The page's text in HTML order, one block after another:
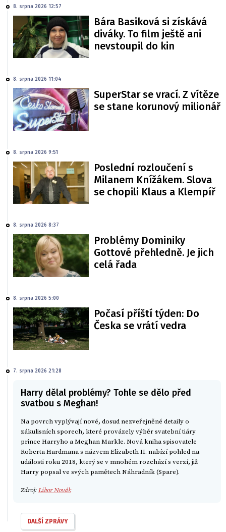
8. srpna 2026 12:57
Bára Basiková si získává
diváky. To film ještě ani
nevstoupil do kin
8. srpna 2026 11:04
SuperStar se vrací. Z vítěze
se stane korunový milionář
8. srpna 2026 9:51
Poslední rozloučení s
Milanem Knížákem. Slova
se chopili Klaus a Klempíř
8. srpna 2026 8:37
Problémy Dominiky
Gottové přehledně. Je jich
celá řada
8. srpna 2026 5:00
Počasí příští týden: Do
Česka se vrátí vedra
7. srpna 2026 21:28
Harry dělal problémy? Tohle se dělo před
svatbou s Meghan!
Na povrch vyplývají nové, dosud nezveřejněné detaily o
zákulisních sporech, které provázely výběr svatební tiáry
prince Harryho a Meghan Markle. Nová kniha spisovatele
Roberta Hardmana s názvem Elizabeth II. nabízí pohled na
události roku 2018, který se v mnohém rozchází s verzí, již
Harry popsal ve svých pamětech Náhradník (Spare).
Zdroj:Libor Novák
DALŠÍ ZPRÁVY